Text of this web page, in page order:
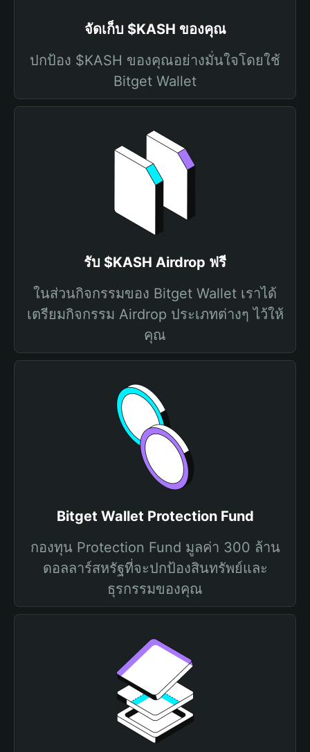
จัดเก็บ $KASH ของคุณ
ปกป้อง $KASH ของคุณอย่างมั่นใจโดยใช้
Bitget Wallet
รับ $KASH Airdrop ฟรี
ในส่วนกิจกรรมของ Bitget Wallet เราได้
เตรียมกิจกรรม Airdrop ประเภทต่างๆ ไว้ให้
คุณ
Bitget Wallet Protection Fund
กองทุน Protection Fund มูลค่า 300 ล้าน
ดอลลาร์สหรัฐที่จะปกป้องสินทรัพย์และ
ธุรกรรมของคุณ